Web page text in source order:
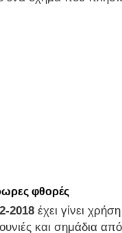
φθορές
2018 έχει γίνει
και σημάδια